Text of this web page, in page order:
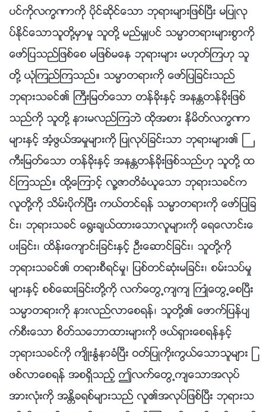
ပင္ကိုလကၡဏာကို ပိုင္ဆိုင္ေသာ ဘုရားမ်ားျဖစ္ၿပီး မျပဳလု
ပ္ႏိုင္ေသာသူတို႔မွာမူ သူတို႔ မည္မွ်ပင္ သမၼာတရားမ်ားစြာကို
ေဖာ္ျပသည္ျဖစ္ေစ မျဖစ္မေန ဘုရားမ်ား မဟုတ္ၾကဟု သူ
တို႔ ယုံၾကည္ၾကသည္။ သမၼာတရားကို ေဖာ္ျပျခင္းသည္
ဘုရားသခင္၏ ႀကီးျမတ္ေသာ တန္ခိုးႏွင့္ အနႏၲတန္ခိုးျဖစ္
သည္ကို သူတို႔ နားမလည္ၾကဘဲ ထိုအစား နိမိတ္လကၡဏာ
မ်ားႏွင့္ အံ့ဖြယ္အမႈမ်ားကို ျပဳလုပ္ျခင္းသာ ဘုရားမ်ား၏ ႀ
ကီးျမတ္ေသာ တန္ခိုးႏွင့္ အနႏၲတန္ခိုးျဖစ္သည္ဟု သူတို႔ ထ
င္ၾကသည္။ ထို႔ေၾကာင့္ လူ႔ဇာတိခံယူေသာ ဘုရားသခင္က
လူတို႔ကို သိမ္းပိုက္ၿပီး ကယ္တင္ရန္ သမၼာတရားကို ေဖာ္ျပျခ
င္း၊ ဘုရားသခင္ ေ႐ြးခ်ယ္ထားေသာလူမ်ားကို ေရေလာင္းေ
ပးျခင္း၊ ထိန္းေက်ာင္းျခင္းႏွင့္ ဦးေဆာင္ျခင္း၊ သူတို႔ကို
ဘုရားသခင္၏ တရားစီရင္မႈ၊ ျပစ္တင္ဆုံးမျခင္း၊ စမ္းသပ္မႈ
မ်ားႏွင့္ စစ္ေဆးျခင္းတို႔ကို လက္ေတြ႕က်က် ႀကဳံေတြ႕ေစၿပီး
သမၼာတရားကို နားလည္လာေစရန္၊ သူတို႔၏ ေဖာက္ျပန္ပ်
က္စီးေသာ စိတ္သေဘာထားမ်ားကို ဖယ္ရွားေစရန္ႏွင့္
ဘုရားသခင္ကို က်ိဳးႏြံနာခံၿပီး ဝတ္ျပဳကိုးကြယ္ေသာသူမ်ား ျ
ဖစ္လာေစရန္ အစရွိသည့္ ဤလက္ေတြ႕က်ေသာအလုပ္
အားလုံးကို အႏၲိခရစ္မ်ားသည္ လူ၏အလုပ္ျဖစ္ၿပီး ဘုရားသ